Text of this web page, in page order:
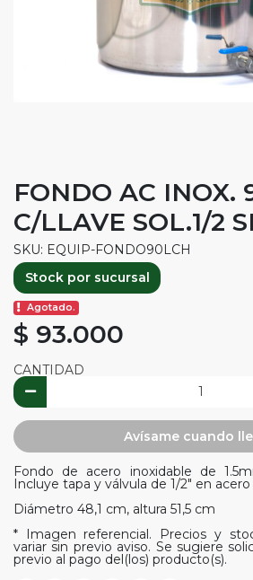
FONDO AC INOX.
C/LLAVE SOL.1/2
SKU: EQUIP-FONDO90LCH
Stock por sucursal
Agotado.
$ 93.000
CANTIDAD
Avísame cuando
Fondo de acero inoxidable de
Incluye tapa y válvula de 1/2" en acero
Diámetro 48,1 cm, altura 51,5 cm
* Imagen referencial. Precios y
variar sin previo aviso. Se sugiere
previo al pago del(los) producto(s).